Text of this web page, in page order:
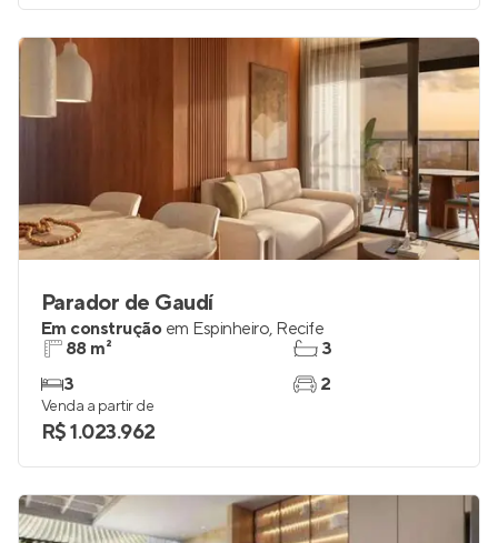
Parador de Gaudí
Em construção em Espinheiro, Recife
88 m²
3
3
2
Venda a partir de
R$ 1.023.962